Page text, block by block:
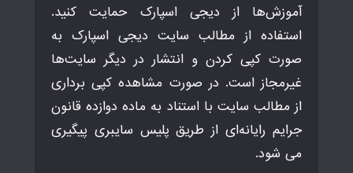
آموزش‌ها از دیجی اسپارک حمایت کنید.
استفاده از مطالب سایت دیجی اسپارک به
صورت کپی کردن و انتشار در دیگر سایت‌ها
غیرمجاز است. در صورت مشاهده کپی برداری
از مطالب سایت با استناد به ماده دوازده قانون
جرایم رایانه‌ای از طریق پلیس سایبری پیگیری
می شود.